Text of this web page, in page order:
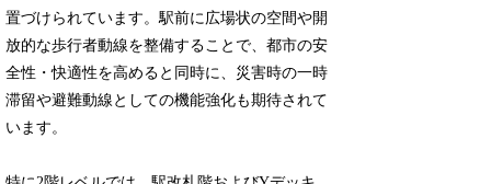
置づけられています。駅前に広場状の空間や開
放的な歩行者動線を整備することで、都市の安
全性・快適性を高めると同時に、災害時の一時
滞留や避難動線としての機能強化も期待されて
います。